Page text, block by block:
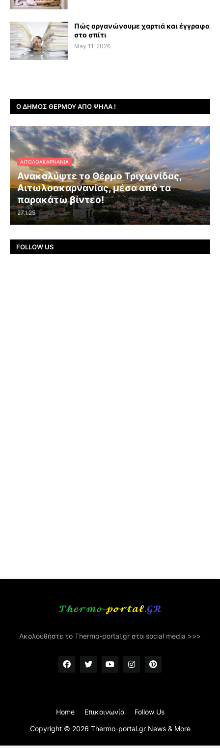
Πώς οργανώνουμε χαρτιά και έγγραφα
στο σπίτι
May 11, 2026
Ο ΔΉΜΟΣ ΘΈΡΜΟΥ ΑΠΌ ΨΗΛΆ !
ΑΙΤΩΛΟΑΚΑΡΝΑΝΊΑ
Ανακαλύψτε το Θέρμο Τριχωνίδας,
Αιτωλοακαρνανίας, μέσα από τα
παρακάτω βίντεο!
27.1.25
FOLLOW US
Ακολουθήστε το Thermo-portal.gr στα social media >>>
Copyright © 2026 Thermo-portal.gr News & More
Home Επικοινωνία Follow Us